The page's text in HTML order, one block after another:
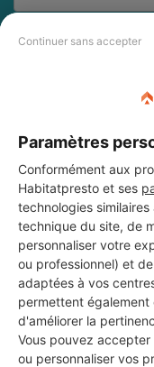
Continuer sans accepter
Paramètres
Conformément aux
Habitatpresto et ses
technologies
technique du site, de
personnaliser votre
ou professionnel) et
adaptées à vos
permettent
d'améliorer la
Vous pouvez
ou personnaliser vos